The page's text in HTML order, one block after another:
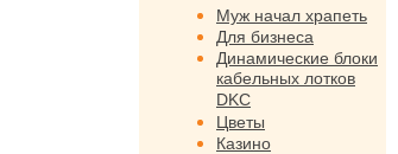
Муж начал храпеть
Для бизнеса
Динамические блоки
кабельных лотков
DKC
Цветы
Казино